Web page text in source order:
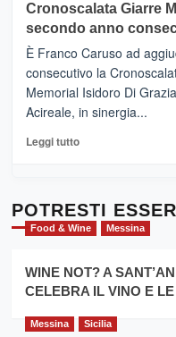
tra
sapori
vicoli
medievali
Mondello
(Palermo)
–
“E
adesso
Pasta
–
Sicilia
l’
evento
per
la
filiera
grano
Cronoscalata Giarre
secondo anno
È Franco Caruso ad
consecutivo la
Memorial Isidoro Di
Acireale, in sinergia...
Leggi tuttoLeggi
Cronoscalata
Giarre
Montesalice
per
il
anno
POTRESTI
Food & Wine Messina
WINE NOT? A
CELEBRA IL VINO E
Messina Sicilia